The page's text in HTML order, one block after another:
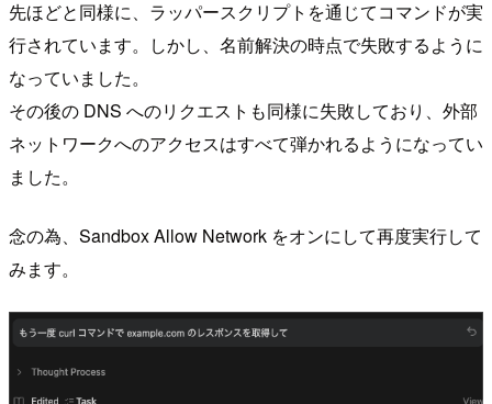
先ほどと同様に、ラッパースクリプトを通じてコマンドが実
行されています。しかし、名前解決の時点で失敗するように
なっていました。
その後の DNS へのリクエストも同様に失敗しており、外部
ネットワークへのアクセスはすべて弾かれるようになってい
ました。
念の為、Sandbox Allow Network をオンにして再度実行して
みます。